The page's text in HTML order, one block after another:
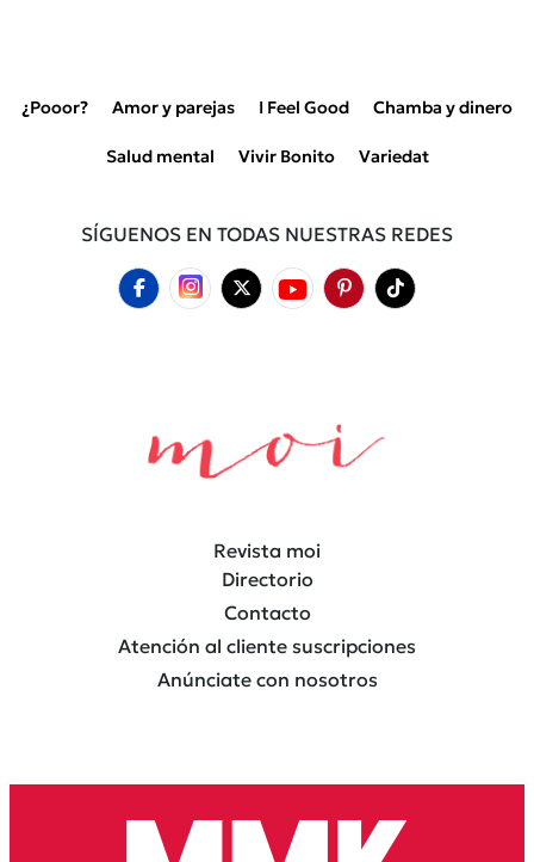
¿Pooor? Amor y parejas I Feel Good Chamba y dinero
Salud mental Vivir Bonito Variedat
SÍGUENOS EN TODAS NUESTRAS REDES
Revista moi
Directorio
Contacto
Atención al cliente suscripciones
Anúnciate con nosotros